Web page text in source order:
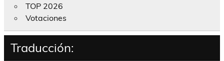
TOP 2026
Votaciones
Traducción: